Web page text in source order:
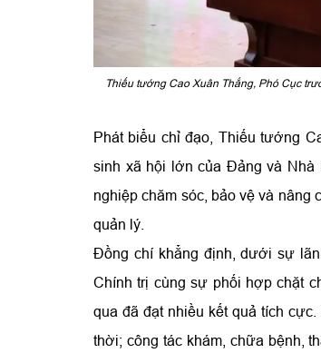
Thiếu tướng Cao Xuân Thắng, Phó Cục
Phát biểu chỉ đạo, Thiếu tướng
sinh xã hội lớn của Đảng và Nhà
nghiệp chăm sóc, bảo vệ và
quản lý.
Đồng chí khẳng định, dưới sự
Chính trị cùng sự phối hợp chặt
qua đã đạt nhiều kết quả tích
thời; công tác khám, chữa bệnh,